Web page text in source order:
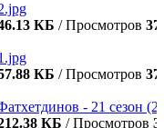
КБ / Просмотров
КБ / Просмотров
- 21 сезон
КБ / Просмотров